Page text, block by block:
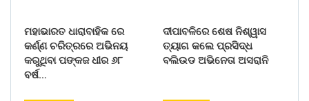
ମହାଭାରତ ଧାରାବାହିକ ରେ
କର୍ଣ୍ଣ ଚରିତ୍ରରେ ଅଭିନୟ
କରୁଥିବା ପଙ୍କଜ ଧୀର ୬୮
ବର୍ଷ…
ଦୀପାବଳିରେ ଶେଷ ନିଶ୍ୱାସ
ତ୍ୟାଗ କଲେ ପ୍ରସିଦ୍ଧ
ବଲିଉଡ ଅଭିନେତା ଅସରାନି